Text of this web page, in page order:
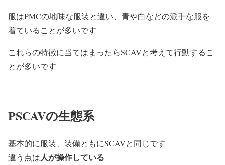
服はPMCの地味な服装と違い、青や白などの派手な服を
着ていることが多いです
これらの特徴に当てはまったらSCAVと考えて行動するこ
とが多いです
PSCAVの生態系
基本的に服装、装備ともにSCAVと同じです
違う点は人が操作している